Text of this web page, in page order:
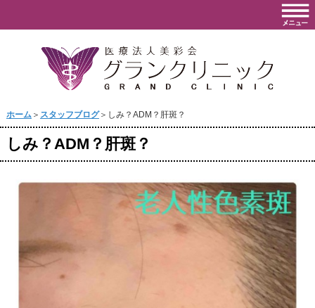
ホーム＞ スタッフブログ＞しみ？ADM？肝斑？
しみ？ADM？肝斑？